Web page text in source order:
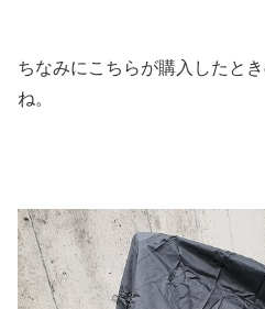
ちなみにこちらが購入したと
ね。